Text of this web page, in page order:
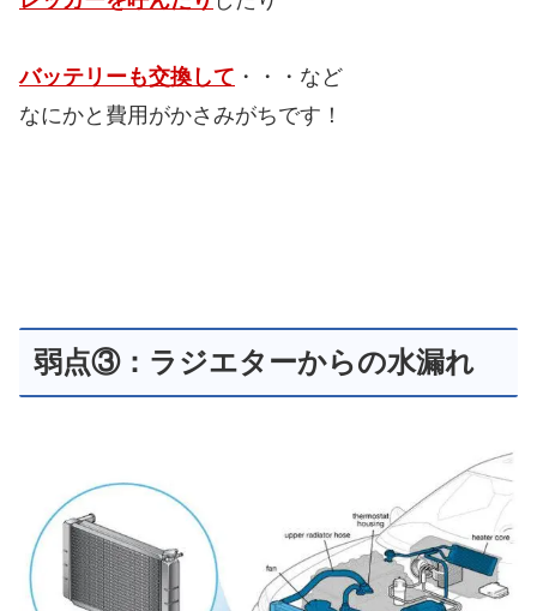
バッテリーも交換して ・・・など
なにかと費用がかさみがちです！
弱点③：ラジエターからの水漏れ